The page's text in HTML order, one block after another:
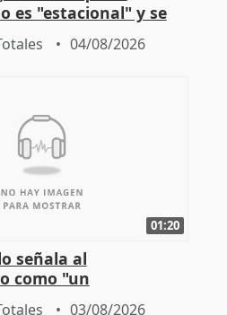
es "estacional" y se
el verano
04/08/2026
01:20
señala al
como "un
sobre viviendas de
03/08/2026